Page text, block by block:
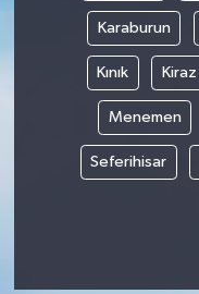
Karaburun
Kınık Kiraz
Menemen
Seferihisar